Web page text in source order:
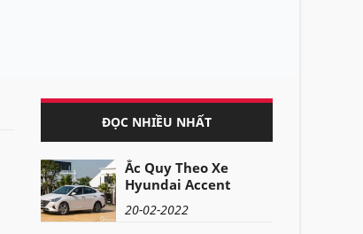
ĐỌC NHIỀU NHẤT
Ắc Quy Theo Xe
Hyundai Accent
20-02-2022